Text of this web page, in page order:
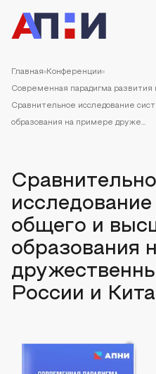
Главная Конференции
Современная парадигма развития
Сравнительное исследование
образования на примере друже...
общего и
образования
России и